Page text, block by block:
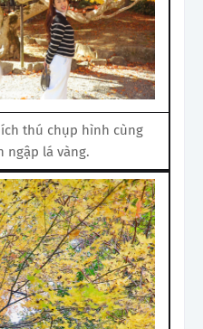
thú chụp hình cùng
ngập lá vàng.